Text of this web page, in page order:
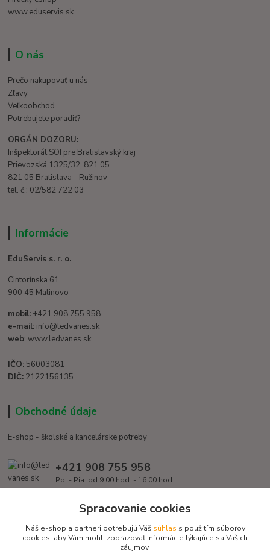
www.eduservis.sk
O nás
Prečo nakupovať u nás
Zľavy
Veľkoobchod
Potrebujete poradiť?
ORGÁN DOZORU:
Inšpektorát SOI pre Bratislavský kraj
Prievozská 1325/32, 821 05
821 05 Bratislava - Ružinov
tel. č.: 02/582 722 03
Informácie
EduServis s. r. o.
Cintorínska 61
900 45 Malinovo
mobil: +421 908 755 958
e-mail: info@ledvanes.sk
web: www.ledvanes.sk
IČO: 56003081
DIČ: 2122156135
Obchodné údaje
E-shop - školské a kancelárske potreby
+421 908 755 958
Po. - Pia. od 9:00 hod. - 16:00 hod.
info@ledvanes.skSpracovanie cookies
Náš e-shop a partneri potrebujú Váš súhlas s použitím súborov
cookies, aby Vám mohli zobrazovať informácie týkajúce sa Vašich
záujmov.